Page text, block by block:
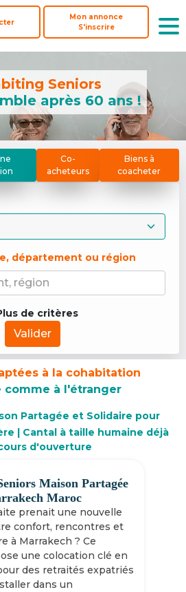
Mon annonce
S'inscrire
Mon annonce
S'inscrire
Seniors
après 60 ans !
Co-
acheteurs
Biens à
coacheter
département ou région
région
de critères
Valider
à la cohabitation
comme à l'étranger
Partagée et Solidaire pour
| Cantal à taille humaine déjà
d'ouverture
Maison Partagée
Maroc
prenait une nouvelle
confort, rencontres et
à Marrakech ? Ce
une colocation clé en
des retraités expatriés
dans un